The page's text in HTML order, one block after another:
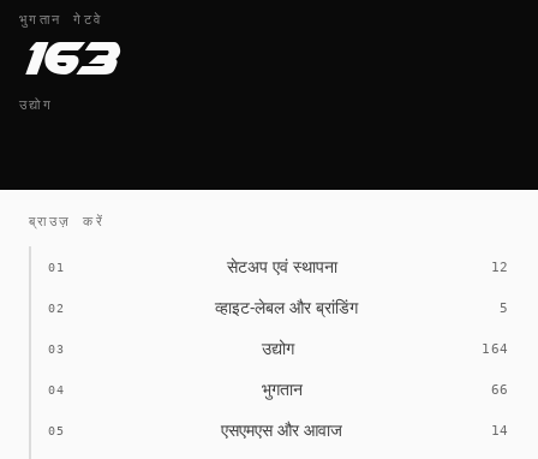
भुगतान गेटवे
163
उद्योग
ब्राउज़ करें
01 सेटअप एवं स्थापना 12
02 व्हाइट-लेबल और ब्रांडिंग 5
03 उद्योग 164
04 भुगतान 66
05 एसएमएस और आवाज 14